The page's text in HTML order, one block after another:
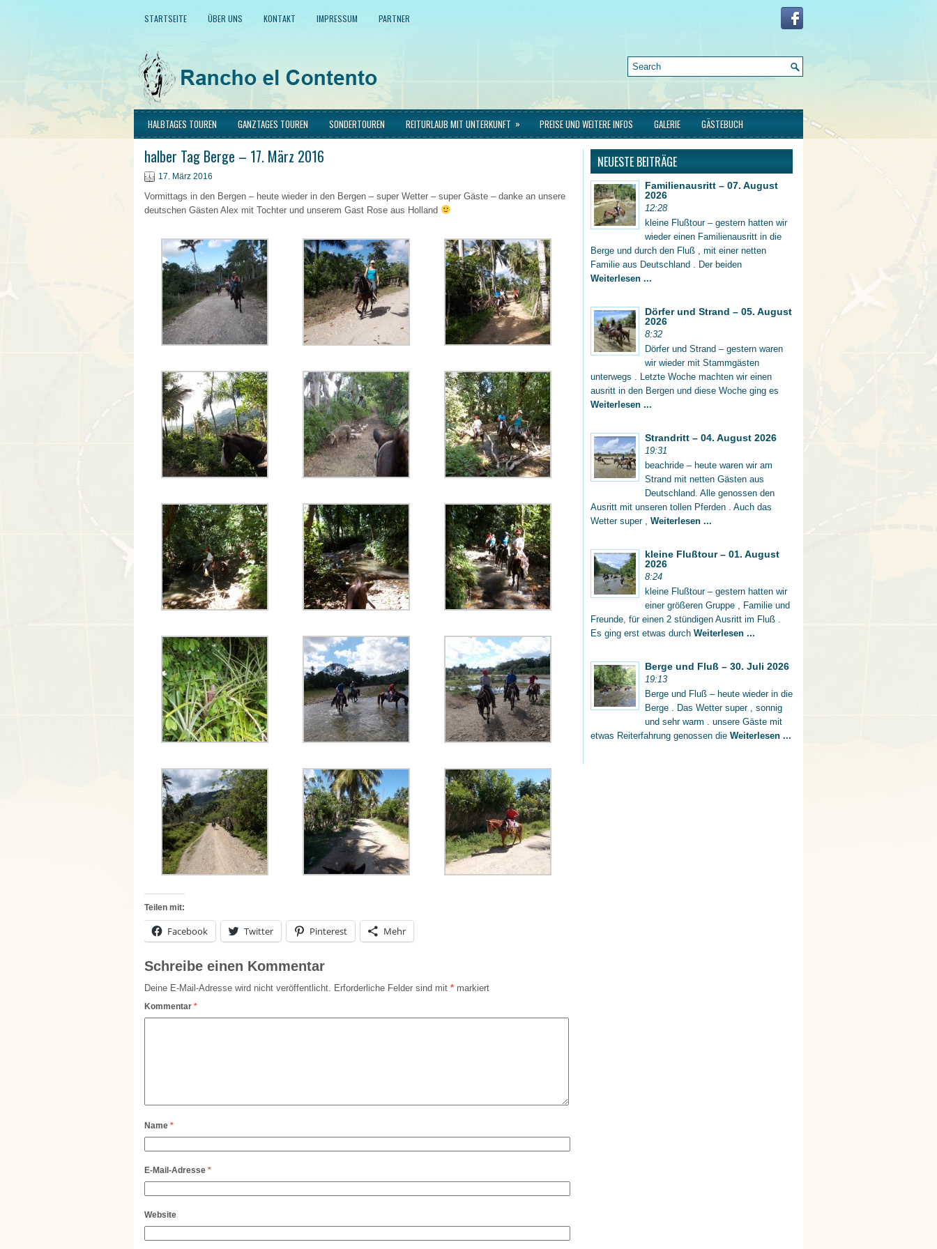
STARTSEITE ÜBER UNS KONTAKT IMPRESSUM PARTNER
HALBTAGES TOUREN GANZTAGES TOUREN SONDERTOUREN REITURLAUB MIT UNTERKUNFT » PREISE UND WEITERE INFOS GALERIE GÄSTEBUCH
halber Tag Berge – 17. März 2016
17. März 2016
Vormittags in den Bergen – heute wieder in den Bergen – super Wetter – super Gäste – danke an unsere
deutschen Gästen Alex mit Tochter und unserem Gast Rose aus Holland
Teilen mit:
Facebook Twitter Pinterest Mehr
Schreibe einen Kommentar
Deine E-Mail-Adresse wird nicht veröffentlicht. Erforderliche Felder sind mit * markiert
Kommentar *
Name *
E-Mail-Adresse *
Website
NEUESTE BEITRÄGE
Familienausritt – 07. August
2026
12:28
kleine Flußtour – gestern hatten wir
wieder einen Familienausritt in die
Berge und durch den Fluß , mit einer netten
Familie aus Deutschland . Der beiden
Weiterlesen ...
Dörfer und Strand – 05. August
2026
8:32
Dörfer und Strand – gestern waren
wir wieder mit Stammgästen
unterwegs . Letzte Woche machten wir einen
ausritt in den Bergen und diese Woche ging es
Weiterlesen ...
Strandritt – 04. August 2026
19:31
beachride – heute waren wir am
Strand mit netten Gästen aus
Deutschland. Alle genossen den
Ausritt mit unseren tollen Pferden . Auch das
Wetter super , Weiterlesen ...
kleine Flußtour – 01. August
2026
8:24
kleine Flußtour – gestern hatten wir
einer größeren Gruppe , Familie und
Freunde, für einen 2 stündigen Ausritt im Fluß .
Es ging erst etwas durch Weiterlesen ...
Berge und Fluß – 30. Juli 2026
19:13
Berge und Fluß – heute wieder in die
Berge . Das Wetter super , sonnig
und sehr warm . unsere Gäste mit
etwas Reiterfahrung genossen die Weiterlesen ...